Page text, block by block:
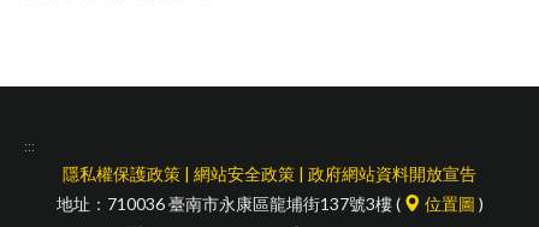
:::
隱私權保護政策 | 網站安全政策 | 政府網站資料開放宣告
地址：710036 臺南市永康區龍埔街137號3樓 (
位置圖 )